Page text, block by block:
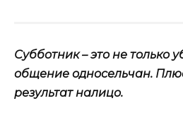
Субботник – это не только
общение односельчан.
результат налицо.